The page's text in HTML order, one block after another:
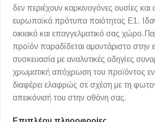
δεν περιέχουν καρκινογόνες ουσίες
ευρωπαϊκά πρότυπα ποιότητας Ε1.
οικιακό και επαγγελματικό σας
προϊόν παραδίδεται αμοντάριστο στην
συσκευασία με αναλυτικές οδηγίες
χρωματική απόχρωση του προϊόντος
διαφέρει ελαφρώς σε σχέση με τη
απεικόνισή του στην οθόνη σας.